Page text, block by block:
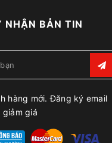
NHẬN BẢN TIN
hàng mới. Đăng ký email
giảm giá